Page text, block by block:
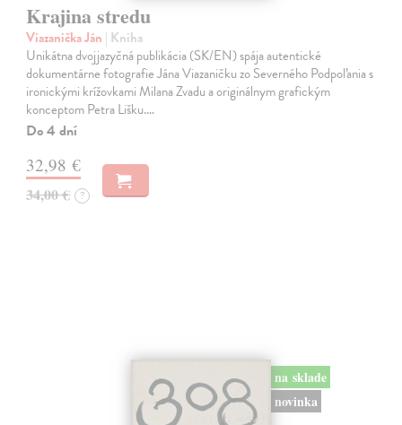
Krajina stredu
Viazanička Ján | Kniha
Unikátna dvojjazyčná publikácia (SK/EN) spája autentické
dokumentárne fotografie Jána Viazaničku zo Severného Podpoľania s
ironickými krížovkami Milana Zvadu a originálnym grafickým
konceptom Petra Lišku.…
Do 4 dní
32,98 €
34,00 € ?
na sklade
novinka